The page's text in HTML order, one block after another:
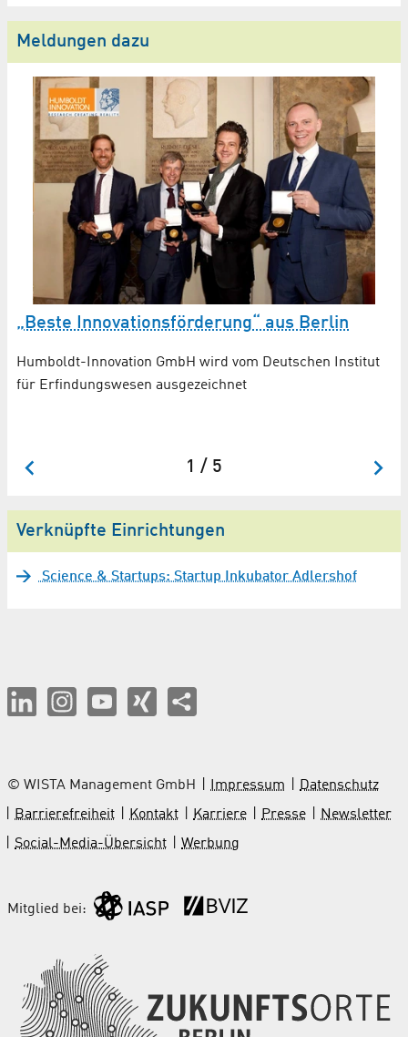
Meldungen dazu
„Beste Innovationsförderung“ aus Berlin
Humboldt-Innovation GmbH wird vom Deutschen Institut
für Erfindungswesen ausgezeichnet
1 / 5
Verknüpfte Einrichtungen
Science & Startups: Startup Inkubator Adlershof
© WISTA Management GmbH Impressum
Datenschutz
Barrierefreiheit
Kontakt Karriere Presse
Newsletter
Social-Media-Übersicht
Werbung
Mitglied bei: